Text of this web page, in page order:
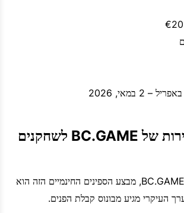
קוד קידום מכירות של BC.GAME לשחקנים
אם אתם חדשים ב-BC.GAME, מבצע הספינים החינמיים הזה הוא
העיקרי מגיע מבונוס קבלת הפנים.